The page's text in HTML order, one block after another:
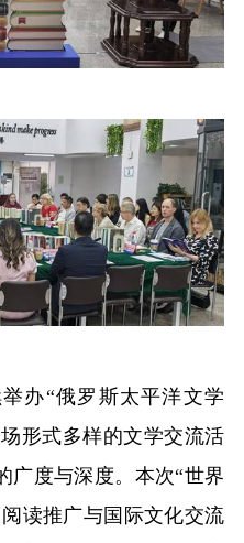
办“俄罗斯太平洋文学
形式多样的文学交流活
广度与深度。本次“世界
读推广与国际文化交流